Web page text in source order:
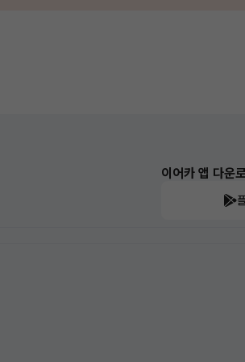
이어카 앱 다운